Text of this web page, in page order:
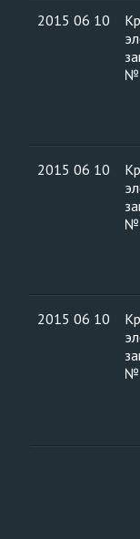
2015 06 10
№
2015 06 10
№
2015 06 10
№